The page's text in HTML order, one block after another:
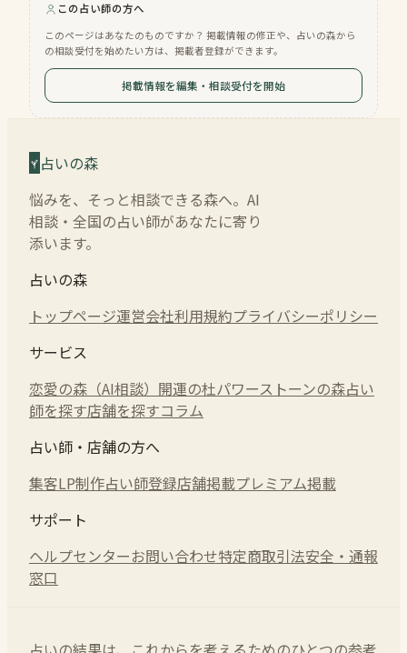
この占い師の方へ
このページはあなたのものですか？ 掲載情報の修正や、占いの森から
の相談受付を始めたい方は、掲載者登録ができます。
掲載情報を編集・相談受付を開始
占いの森
悩みを、そっと相談できる森へ。AI
相談・全国の占い師があなたに寄り
添います。
占いの森
トップページ運営会社利用規約プライバシーポリシー
サービス
恋愛の森（AI相談） 開運の杜パワーストーンの森占い
師を探す店舗を探すコラム
占い師・店舗の方へ
集客LP制作占い師登録店舗掲載プレミアム掲載
サポート
ヘルプセンターお問い合わせ特定商取引法安全・通報
窓口